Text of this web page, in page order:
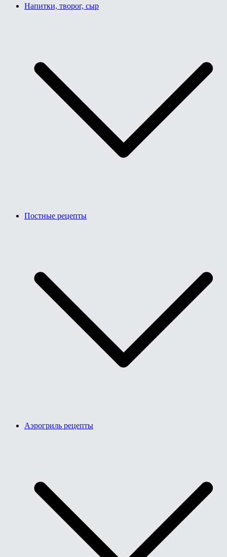
Напитки, творог, сыр
Постные рецепты
Аэрогриль рецепты